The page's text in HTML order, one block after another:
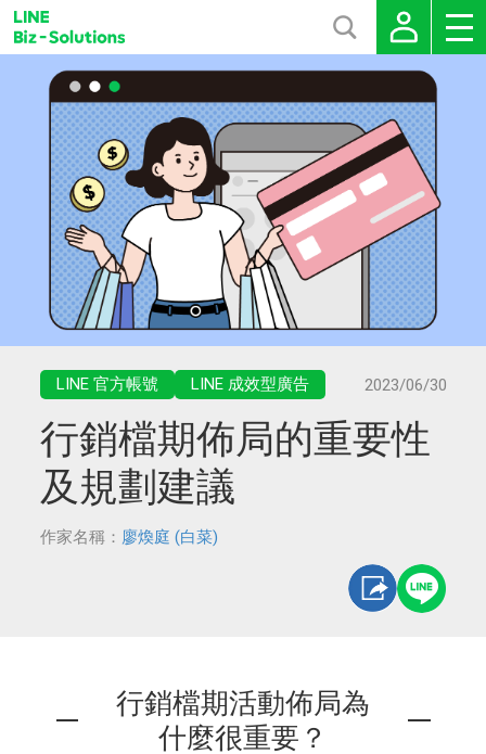
LINE 官方帳號 LINE 成效型廣告 2023/06/30
行銷檔期佈局的重要性
及規劃建議
作家名稱： 廖煥庭 (白菜)
行銷檔期活動佈局為
什麼很重要？